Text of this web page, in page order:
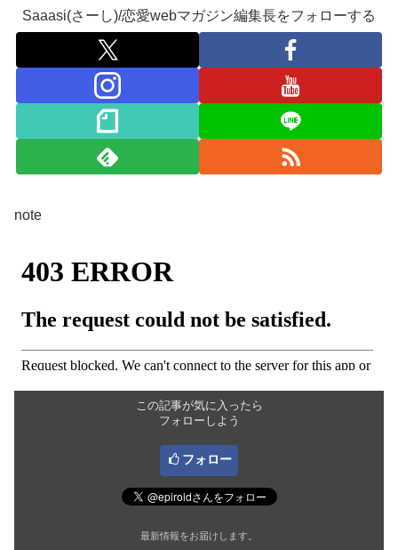
Saaasi(さーし)/恋愛webマガジン編集長をフォローする
note
この記事が気に入ったら
フォローしよう
フォロー
最新情報をお届けします。